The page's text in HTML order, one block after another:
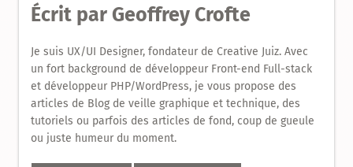
Design
Produit
Écrit par Geoffrey Crofte
Je suis UX/UI Designer, fondateur de Creative Juiz. Avec
un fort background de développeur Front-end Full-stack
et développeur PHP/WordPress, je vous propose des
articles de Blog de veille graphique et technique, des
tutoriels ou parfois des articles de fond, coup de gueule
ou juste humeur du moment.